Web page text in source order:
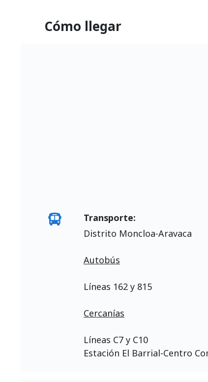
Cómo llegar
Transporte:
Distrito Moncloa-Aravaca
Autobús
Líneas 162 y 815
Cercanías
Líneas C7 y C10
Estación El Barrial-Centro